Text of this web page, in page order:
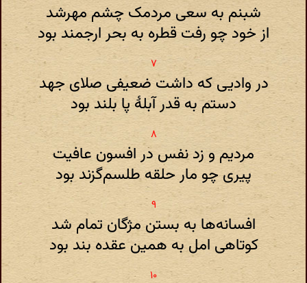
شبنم به سعی مردمک چشم مهرشد
از خود چو رفت قطره به ‌بحر ارجمند بود
در وادیی‌ که داشت‌ ضعیفی‌ صلای جهد
دستم به قدر آبلهٔ پا بلند بود
مردیم و زد نفس در افسون عافیت
پیری چو مار حلقه طلسم‌گزند بود
افسانه‌ها به بستن مژگان تمام شد
کوتاهی امل به همین عقده بند بود